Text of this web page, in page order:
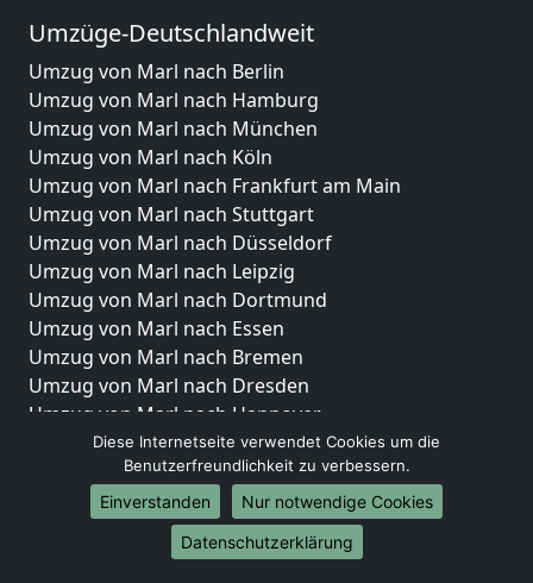
Umzüge-Deutschlandweit
Umzug von Marl nach Berlin
Umzug von Marl nach Hamburg
Umzug von Marl nach München
Umzug von Marl nach Köln
Umzug von Marl nach Frankfurt am Main
Umzug von Marl nach Stuttgart
Umzug von Marl nach Düsseldorf
Umzug von Marl nach Leipzig
Umzug von Marl nach Dortmund
Umzug von Marl nach Essen
Umzug von Marl nach Bremen
Umzug von Marl nach Dresden
Umzug von Marl nach Hannover
Umzug von Marl nach Nürnberg
Umzug von Marl nach Duisburg
Umzug von Marl nach Bochum
Umzug von Marl nach Wuppertal
Umzug von Marl nach Bielefeld
Diese Internetseite verwendet Cookies um die
Benutzerfreundlichkeit zu verbessern.
Einverstanden
Nur notwendige Cookies
Datenschutzerklärung